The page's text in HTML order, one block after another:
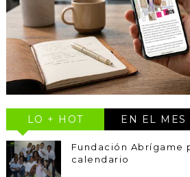
LO + HOT EN EL MES
Fundación Abrígame
calendario